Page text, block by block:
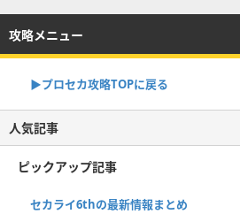
攻略メニュー
▶︎プロセカ攻略TOPに戻る
人気記事
ピックアップ記事
セカライ6thの最新情報まとめ